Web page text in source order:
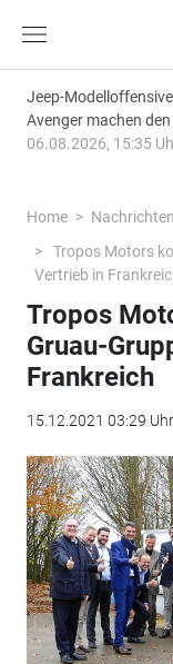
Jeep-
Avenger machen
06.08.2026, 15:35
Home Nachrichten
Tropos Motors
Vertrieb in
Tropos
Gruau-
Frankreich
15.12.2021 03:29